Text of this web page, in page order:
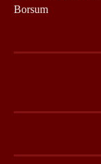
Borsum